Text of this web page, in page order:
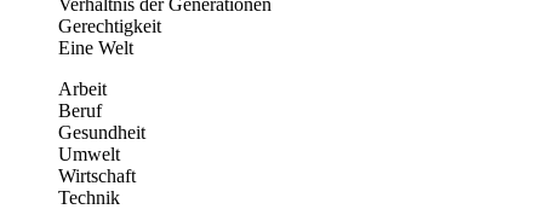
Verhältnis der Generationen
Gerechtigkeit
Eine Welt
Arbeit
Beruf
Gesundheit
Umwelt
Wirtschaft
Technik